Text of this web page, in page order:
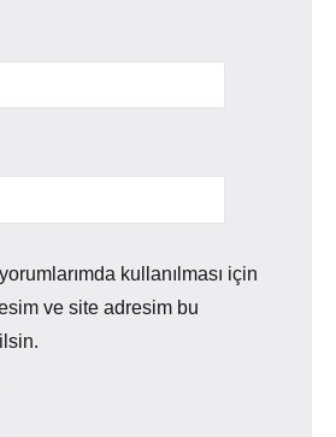
kullanılması için
ve site adresim bu